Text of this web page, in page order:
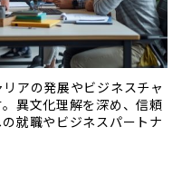
リアの発展やビジネスチャ
異文化理解を深め、信頼
就職やビジネスパートナ